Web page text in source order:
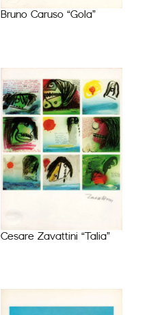
Bruno Caruso “Gola”
Cesare Zavattini “Talia”